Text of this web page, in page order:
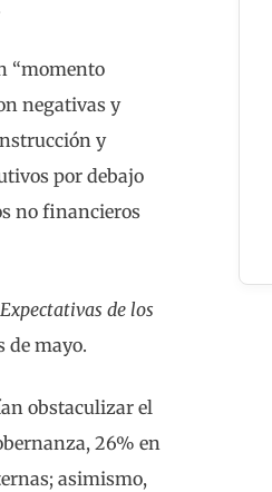
“momento
negativas y
y
por debajo
no financieros
de los
de mayo.
obstaculizar el
26% en
asimismo,